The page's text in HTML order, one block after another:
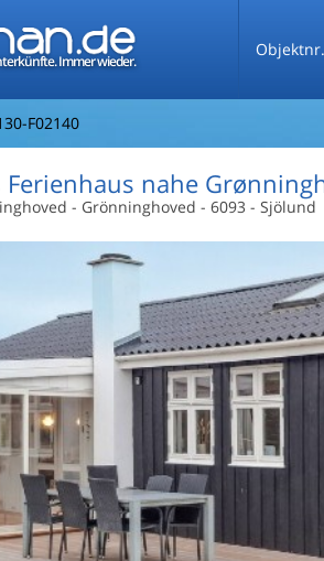
Immer wieder.
F02140
Ferienhaus nahe
- Grönninghoved - 6093 - Sjölund